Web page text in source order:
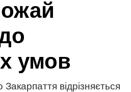
умов
Закарпаття відрізняється